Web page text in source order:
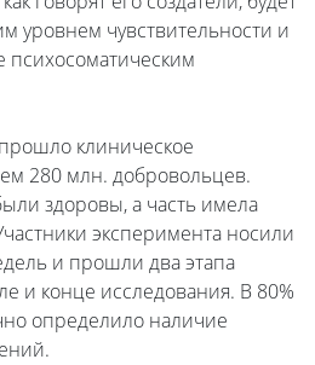
уровнем чувствительности и
психосоматическим
клиническое
280 млн. добровольцев.
здоровы, а часть имела
эксперимента носили
и прошли два этапа
и конце исследования. В 80%
определило наличие